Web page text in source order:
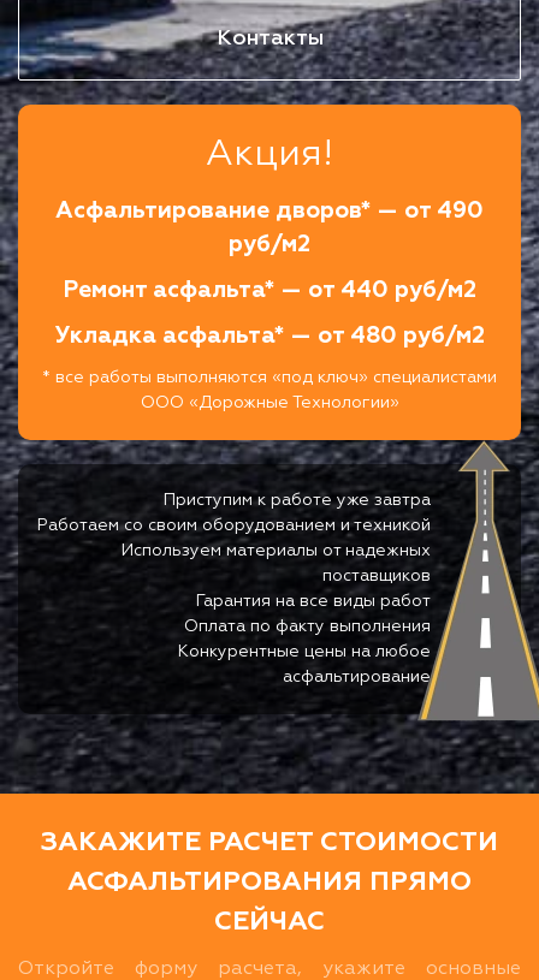
Контакты
Акция!
Асфальтирование дворов* — от 490
руб/м2
Ремонт асфальта* — от 440 руб/м2
Укладка асфальта* — от 480 руб/м2
* все работы выполняются «под ключ» специалистами
ООО «Дорожные Технологии»
Приступим к работе уже завтра
Работаем со своим оборудованием и техникой
Используем материалы от надежных
поставщиков
Гарантия на все виды работ
Оплата по факту выполнения
Конкурентные цены на любое
асфальтирование
ЗАКАЖИТЕ РАСЧЕТ СТОИМОСТИ
АСФАЛЬТИРОВАНИЯ ПРЯМО
СЕЙЧАС
Откройте форму расчета, укажите основные